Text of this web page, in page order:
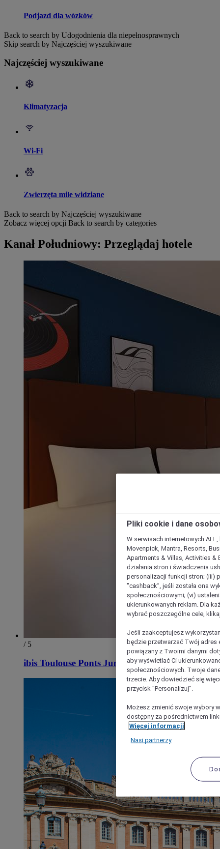
Podjazd dla wózków
Back to search by Udogodnienia dla niepełnosprawnych
Skip search by Najczęściej wyszukiwane
Najczęściej wyszukiwane
Klimatyzacja
Wi-Fi
Zwierzęta mile widziane
Back to search by Najczęściej wyszukiwane
Zobacz więcej opcji Back to search by categories
Kanał Południowy: Przeglądaj hotele
/ 5
ibis Toulouse Ponts Jumeaux
Pliki cookie i dane
W serwisach internetowych
Movenpick, Mantra, Resorts,
Apartments & Villas, Activities &
działania stron i świadczenia
personalizacji funkcji stron; (iii)
"cashback”, jeśli została ona
społecznościowymi; (vi)
ukierunkowanych reklam. Dla
wybrać poszczególne cele,
Jeśli zaakceptujesz
będzie przetwarzać Twój adres
powiązany z Twoimi danymi
aby wyświetlać Ci
społecznościowych. Twoje
trzecie. Aby dowiedzieć się
przycisk "Personalizuj”.
Możesz zmienić swoje wybory
dostępny za pośrednictwem
Więcej informacji
Nasi partnerzy